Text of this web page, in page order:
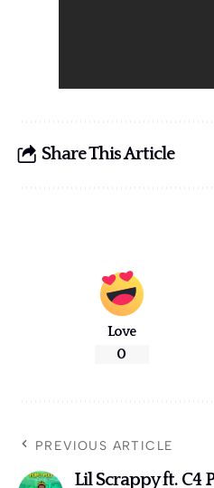
Share This Article
Love
0
PREVIOUS ARTICLE
Lil Scrappy ft. C4